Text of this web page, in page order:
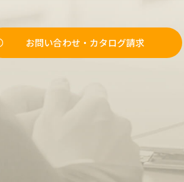
お問い合わせ・カタログ請求